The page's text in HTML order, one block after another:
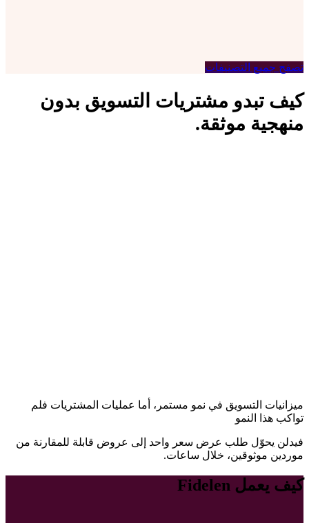
تصفح جميع التصنيفات
كيف تبدو مشتريات التسويق بدون
منهجية موثقة.
ميزانيات التسويق في نمو مستمر، أما عمليات المشتريات فلم
تواكب هذا النمو
فيدلن يحوّل طلب عرض سعر واحد إلى عروض قابلة للمقارنة من
موردين موثوقين، خلال ساعات.
كيف يعمل Fidelen